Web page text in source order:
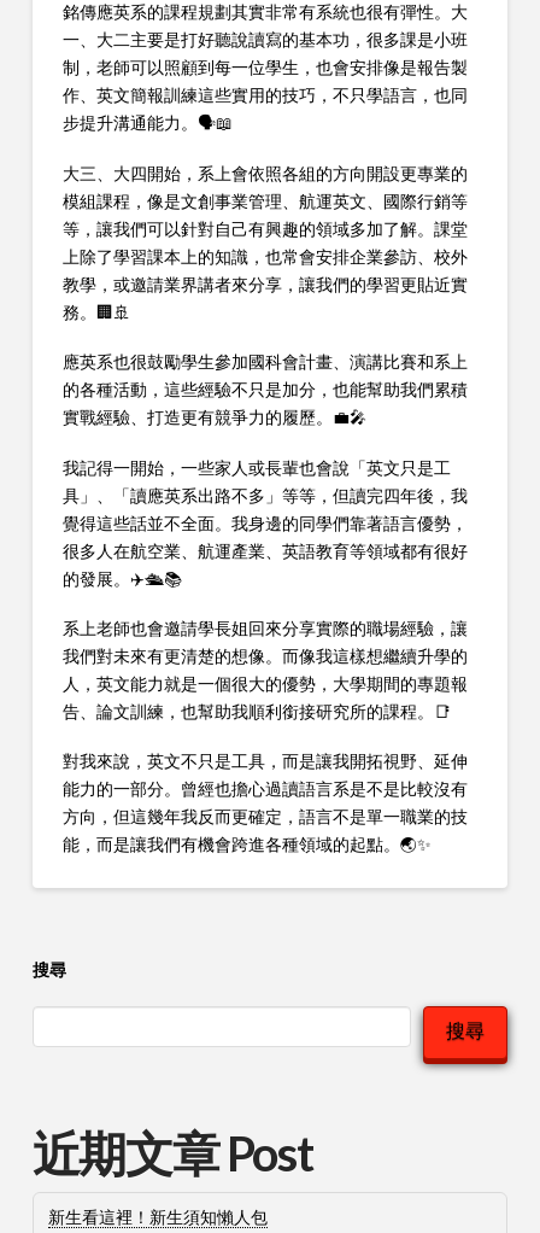
銘傳應英系的課程規劃其實非常有系統也很有彈性。大
一、大二主要是打好聽說讀寫的基本功，很多課是小班
制，老師可以照顧到每一位學生，也會安排像是報告製
作、英文簡報訓練這些實用的技巧，不只學語言，也同
步提升溝通能力。🗣️📖
大三、大四開始，系上會依照各組的方向開設更專業的
模組課程，像是文創事業管理、航運英文、國際行銷等
等，讓我們可以針對自己有興趣的領域多加了解。課堂
上除了學習課本上的知識，也常會安排企業參訪、校外
教學，或邀請業界講者來分享，讓我們的學習更貼近實
務。🏢🚢
應英系也很鼓勵學生參加國科會計畫、演講比賽和系上
的各種活動，這些經驗不只是加分，也能幫助我們累積
實戰經驗、打造更有競爭力的履歷。💼🎤
我記得一開始，一些家人或長輩也會說「英文只是工
具」、「讀應英系出路不多」等等，但讀完四年後，我
覺得這些話並不全面。我身邊的同學們靠著語言優勢，
很多人在航空業、航運產業、英語教育等領域都有很好
的發展。✈️🛳️📚
系上老師也會邀請學長姐回來分享實際的職場經驗，讓
我們對未來有更清楚的想像。而像我這樣想繼續升學的
人，英文能力就是一個很大的優勢，大學期間的專題報
告、論文訓練，也幫助我順利銜接研究所的課程。📑
對我來說，英文不只是工具，而是讓我開拓視野、延伸
能力的一部分。曾經也擔心過讀語言系是不是比較沒有
方向，但這幾年我反而更確定，語言不是單一職業的技
能，而是讓我們有機會跨進各種領域的起點。🌏✨
搜尋
搜尋
近期文章 Post
新生看這裡！新生須知懶人包